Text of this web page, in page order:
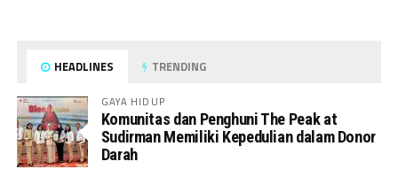
HEADLINES TRENDING
GAYA HIDUP
Komunitas dan Penghuni The Peak at
Sudirman Memiliki Kepedulian dalam Donor
Darah